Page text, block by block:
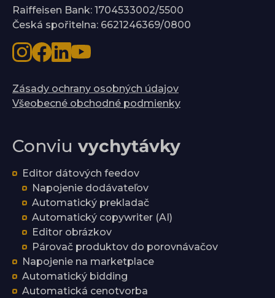
Raiffeisen Bank: 1704533002/5500
Česká spořitelna: 6621246369/0800
Zásady ochrany osobných údajov
Všeobecné obchodné podmienky
Conviu vychytávky
Editor dátových feedov
Napojenie dodávateľov
Automatický prekladač
Automatický copywriter (AI)
Editor obrázkov
Párovač produktov do porovnávačov
Napojenie na marketplace
Automatický bidding
Automatická cenotvorba